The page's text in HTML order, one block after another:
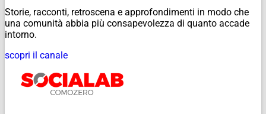
Storie, racconti, retroscena e approfondimenti in modo che
una comunità abbia più consapevolezza di quanto accade
intorno.
scopri il canale